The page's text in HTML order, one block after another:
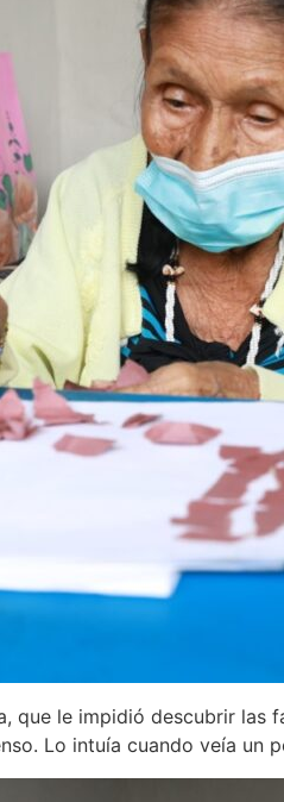
le impidió descubrir las
Lo intuía cuando veía un